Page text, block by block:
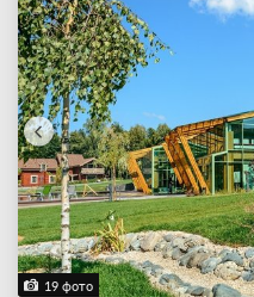
19 фото